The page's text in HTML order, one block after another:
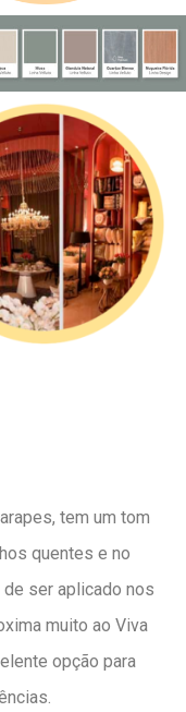
tem um tom
quentes e no
ser aplicado nos
muito ao Viva
opção para